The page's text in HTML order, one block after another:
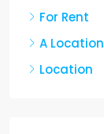
For Rent
A Location
Location